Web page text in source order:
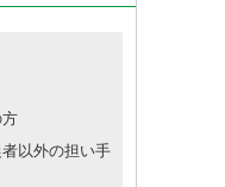
以外の担い手